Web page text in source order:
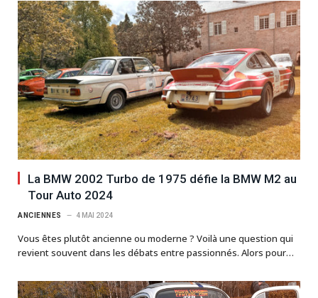
La BMW 2002 Turbo de 1975 défie la BMW M2 au
Tour Auto 2024
ANCIENNES 4 MAI 2024
Vous êtes plutôt ancienne ou moderne ? Voilà une question qui
revient souvent dans les débats entre passionnés. Alors pour…